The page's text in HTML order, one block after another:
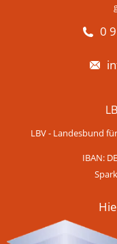
0
LBV - Landesbund
IBAN: